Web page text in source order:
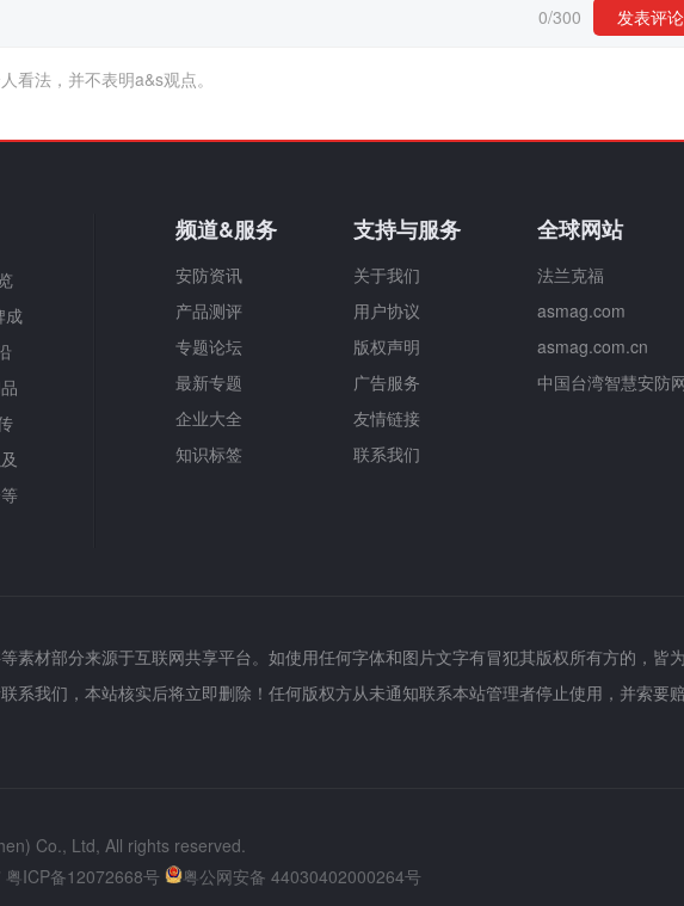
0/300 发表评论
看法，并不表明a&s观点。
成
频道&服务
安防资讯
产品测评
专题论坛
最新专题
企业大全
知识标签
支持与服务
关于我们
用户协议
版权声明
广告服务
友情链接
联系我们
全球网站
法兰克福
asmag.com
asmag.com.cn
中国台湾智慧安防
素材部分来源于互联网共享平台。如使用任何字体和图片文字有冒犯其版权所有方的，
系我们，本站核实后将立即删除！任何版权方从未通知联系本站管理者停止使用，并索要
Co., Ltd, All rights reserved.
粤ICP备12072668号 粤公网安备 44030402000264号